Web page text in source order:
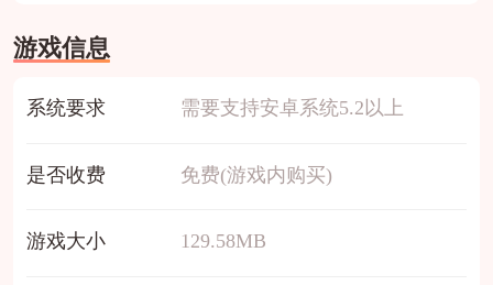
游戏信息
系统要求 需要支持安卓系统5.2以上
是否收费 免费(游戏内购买)
游戏大小 129.58MB